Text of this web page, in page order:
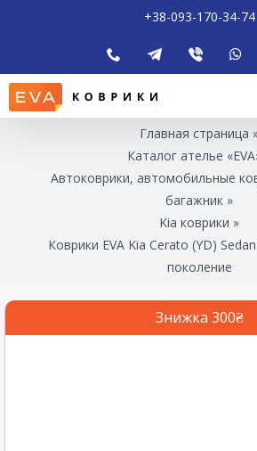
+38-093-170-34-74
Главная страница
Каталог ателье
Автоковрики, автомобильные
багажник »
Kia коврики »
Коврики EVA Kia Cerato (YD)
поколение
Знижка 300₴